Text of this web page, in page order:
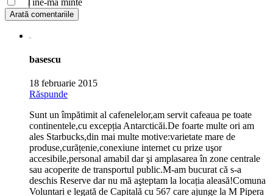
Arată comentariile
basescu
18 februarie 2015
Răspunde
Sunt un împătimit al cafenelelor,am servit cafeaua pe toate
continentele,cu excepția Antarcticăi.De foarte multe ori am
ales Starbucks,din mai multe motive:varietate mare de
produse,curățenie,conexiune internet cu prize uşor
accesibile,personal amabil dar şi amplasarea în zone centrale
sau acoperite de transportul public.M-am bucurat că s-a
deschis Reserve dar nu mă aşteptam la locația aleasă!Comuna
Voluntari e legată de Capitală cu 567 care ajunge la M Pipera